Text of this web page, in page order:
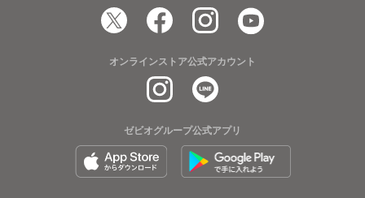
オンラインストア公式アカウント
ゼビオグループ公式アプリ